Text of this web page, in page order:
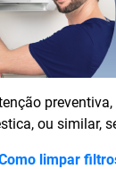
ou similar,
limpar